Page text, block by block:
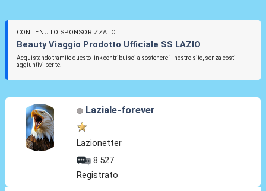
CONTENUTO SPONSORIZZATO
Beauty Viaggio Prodotto Ufficiale SS LAZIO
Acquistando tramite questo link contribuisci a sostenere il nostro sito, senza costi
aggiuntivi per te.
Laziale-forever
Lazionetter
8.527
Registrato